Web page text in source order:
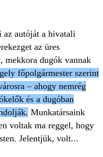
az autóját a hivatali
az üres
mekkora dugók vannak
főpolgármester szerint
– ahogy nemrég
és a dugóban
Munkatársaink
voltak ma reggel, hogy
Jelentjük, volt...